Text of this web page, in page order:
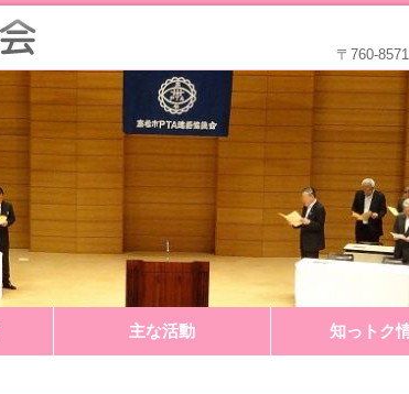
〒760-
主な活動 知っトク